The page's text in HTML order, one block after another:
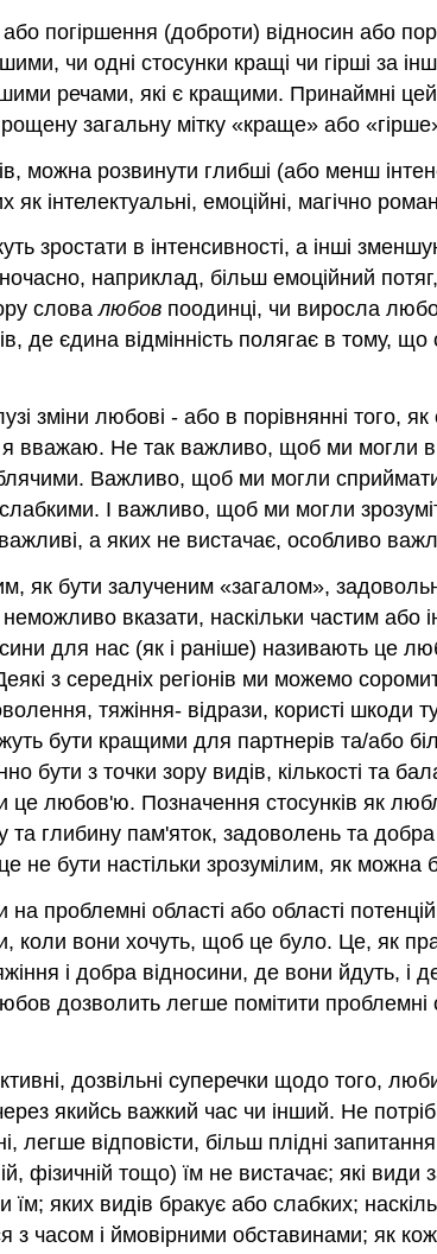
погіршення (доброти) відносин або
чи одні стосунки кращі чи гірші за
речами, які є кращими. Принаймні цей
загальну мітку «краще» або
можна розвинути глибші (або менш
як інтелектуальні, емоційні, магічно
зростати в інтенсивності, а інші
наприклад, більш емоційний
словалюбов поодинці, чи виросла
де єдина відмінність полягає в тому,
зміни любові - або в порівнянні того,
вважаю. Не так важливо, щоб ми могли
Важливо, щоб ми могли
І важливо, щоб ми могли
а яких не вистачає, особливо
як бути залученим «загалом»,
вказати, наскільки частим або
для нас (як і раніше) називають це
з середніх регіонів ми можемо
тяжіння- відрази, користі
бути кращими для партнерів та/або
бути з точки зору видів, кількості та
це любов'ю. Позначення стосунків як
та глибину пам'яток, задоволень та
не бути настільки зрозумілим, як
проблемні області або області
коли вони хочуть, щоб це було. Це, як
і добра відносини, де вони йдуть,
дозволить легше помітити
дозвільні суперечки щодо того,
якийсь важкий час чи інший. Не
легше відповісти, більш плідні
фізичній тощо) їм не вистачає; які
їм; яких видів бракує або слабких;
з часом і ймовірними обставинами; як